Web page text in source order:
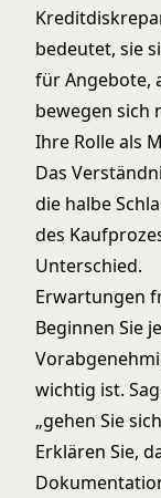
bedeutet, sie
für Angebote,
bewegen sich
Ihre Rolle als
Das
die halbe
des
Unterschied.
Erwartungen
Beginnen Sie
wichtig ist.
„gehen Sie
Erklären Sie,